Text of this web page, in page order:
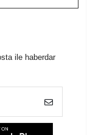
ile haberdar